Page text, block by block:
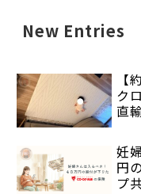
New Entries
【
ク
直
妊
円
プ